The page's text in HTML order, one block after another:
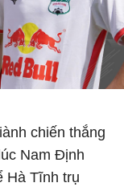
chiến thắng
Nam Định
Hà Tĩnh trụ